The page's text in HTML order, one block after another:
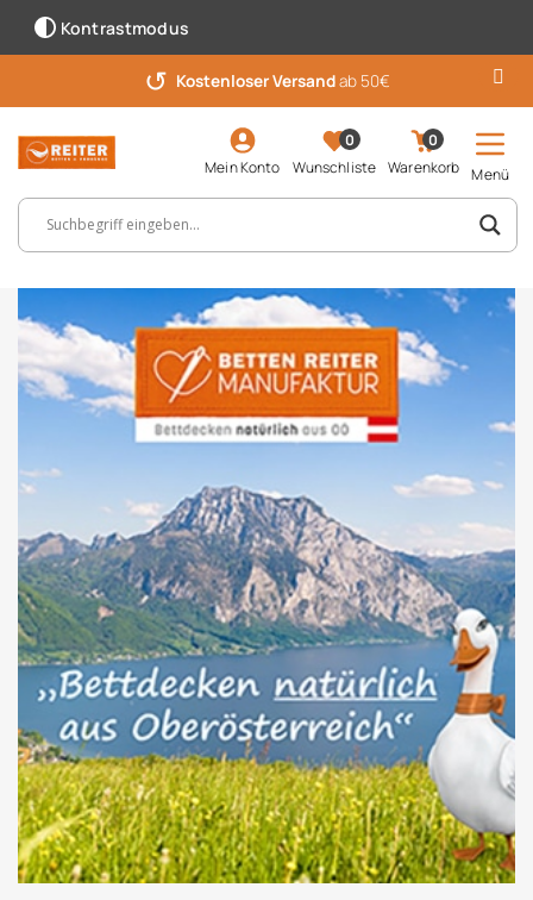
Kontrastmodus
↺ Kostenloser Versandab 50€
Mein Konto
0
Wunschliste
0
Warenkorb
Menü
Suchbegriff, Artikelnummer ...